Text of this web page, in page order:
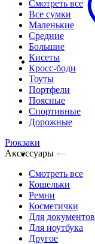
Смотреть все
Все сумки
Маленькие
Средние
Большие
Кисеты
Кросс-боди
Тоуты
Портфели
Поясные
Спортивные
Дорожные
Рюкзаки
Аксессуары
Смотреть все
Кошельки
Ремни
Косметички
Для документов
Для ноутбука
Другое